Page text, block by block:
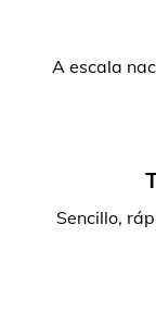
A escala
Sencillo,